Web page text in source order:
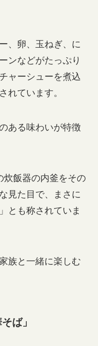
、卵、玉ねぎ、に
ンなどがたっぷり
ャーシューを煮込
れています。
ある味わいが特徴
炊飯器の内釜をその
見た目で、まさに
とも称されていま
族と一緒に楽しむ
ば」